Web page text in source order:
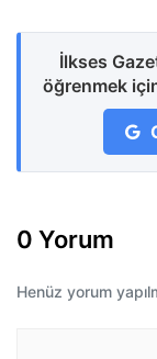
İlkses
öğrenmek
0 Yorum
Henüz yorum